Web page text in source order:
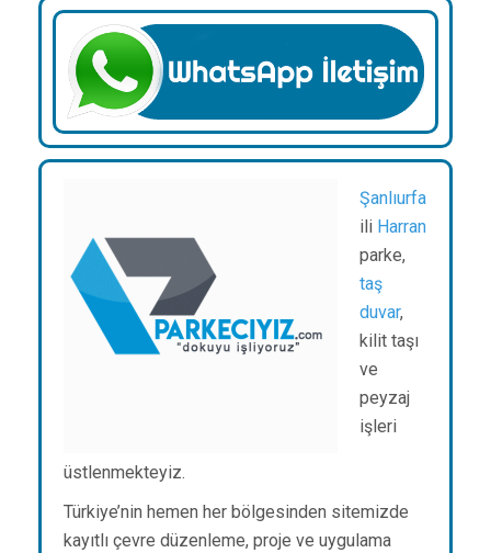
Şanlıurfa
ili Harran
parke,
taş
duvar,
kilit taşı
ve
peyzaj
işleri
üstlenmekteyiz.
Türkiye’nin hemen her bölgesinden sitemizde
kayıtlı çevre düzenleme, proje ve uygulama